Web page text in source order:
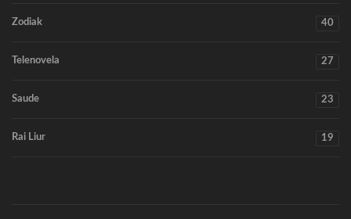
Zodiak 40
Telenovela 27
Saude 23
Rai Liur 19